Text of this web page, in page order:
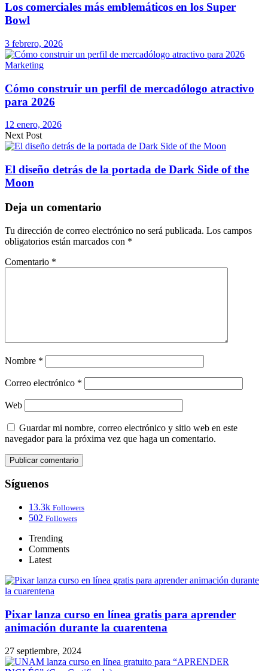
Los comerciales más emblemáticos en los Super
Bowl
3 febrero, 2026
Marketing
Cómo construir un perfil de mercadólogo atractivo
para 2026
12 enero, 2026
Next Post
El diseño detrás de la portada de Dark Side of the
Moon
Deja un comentario
Tu dirección de correo electrónico no será publicada. Los campos
obligatorios están marcados con *
Comentario *
Nombre *
Correo electrónico *
Web
Guardar mi nombre, correo electrónico y sitio web en este
navegador para la próxima vez que haga un comentario.
Síguenos
13.3k Followers
502 Followers
Trending
Comments
Latest
Pixar lanza curso en línea gratis para aprender
animación durante la cuarentena
27 septiembre, 2024